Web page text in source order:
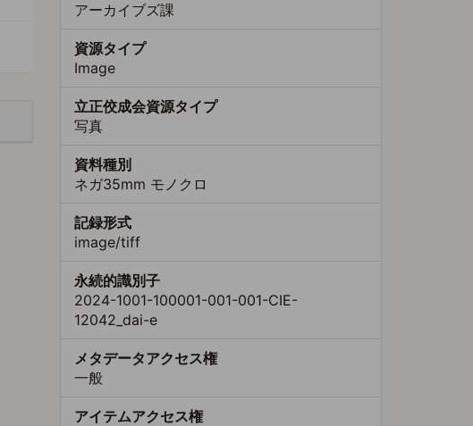
アーカイブズ課
資源タイプ
Image
立正佼成会資源タイプ
写真
資料種別
ネガ35mm モノクロ
記録形式
image/tiff
永続的識別子
2024-1001-100001-001-001-CIE-
12042_dai-e
メタデータアクセス権
一般
アイテムアクセス権